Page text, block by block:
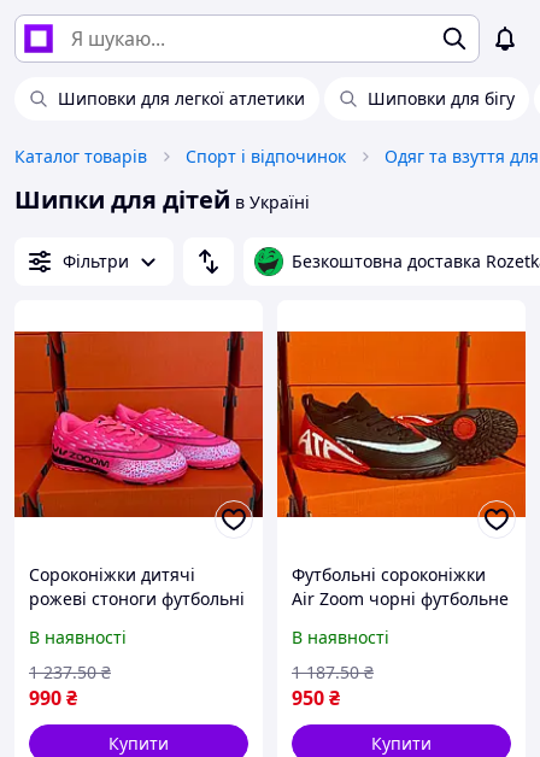
Шиповки для легкої атлетики Шиповки для бігу
Каталог товарів Спорт і відпочинок Одяг та взуття
Шипки для дітей в Україні
Фільтри Безкоштовна доставка
Сороконіжки дитячі
рожеві стоноги футбольні
дітей шиповки для
футболу 33-38 р
В наявності
990₴
1 237.50 ₴
Купити
Футбольні сороконіжки
Air Zoom чорні футбольне
багатошиповки футбольні
шиповки стоноги
футбольні 36-41 р
В наявності
950₴
1 187.50 ₴
Купити